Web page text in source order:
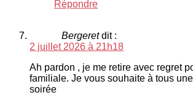
Répondre
Bergeret dit :
2 juillet 2026 à 21h18
Ah pardon , je me retire avec regret
familiale. Je vous souhaite à tous
soirée